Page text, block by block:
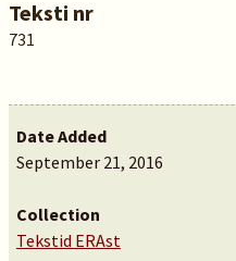
Teksti nr
731
Date Added
September 21, 2016
Collection
Tekstid ERAst